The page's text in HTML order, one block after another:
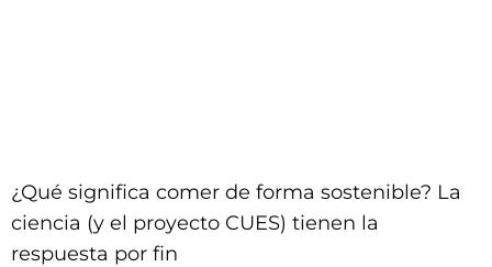
¿Qué significa comer de forma sostenible? La
ciencia (y el proyecto CUES) tienen la
respuesta por fin